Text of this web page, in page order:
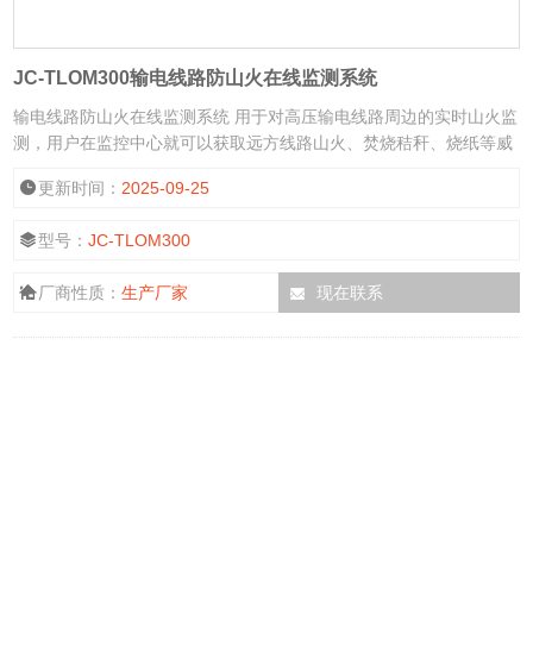
JC-TLOM300输电线路防山火在线监测系统
输电线路防山火在线监测系统 用于对高压输电线路周边的实时山火监
测，用户在监控中心就可以获取远方线路山火、焚烧秸秆、烧纸等威
以便及时扑灭山火，保障输电线路稳定运行。
更新时间： 2025-09-25
型号：JC-TLOM300
厂商性质：生产厂家 现在联系